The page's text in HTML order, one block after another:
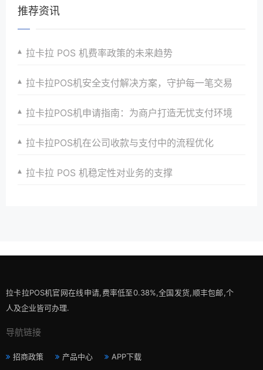
推荐资讯
拉卡拉 POS 机费率政策的未来趋势
拉卡拉POS机安全支付解决方案，守护每一笔交易
拉卡拉POS机申请指南：为商户打造无忧支付环境
拉卡拉POS机在公司收款与支付中的流程优化
拉卡拉 POS 机稳定性对业务的支撑
拉卡拉POS机官网在线申请,费率低至0.38%,全国发货,顺丰包邮,个
人及企业皆可办理.
导航链接
招商政策 产品中心 APP下载